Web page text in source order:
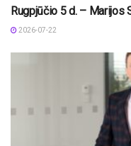
Rugpjūčio 5 d. – Marijos
2026-07-22